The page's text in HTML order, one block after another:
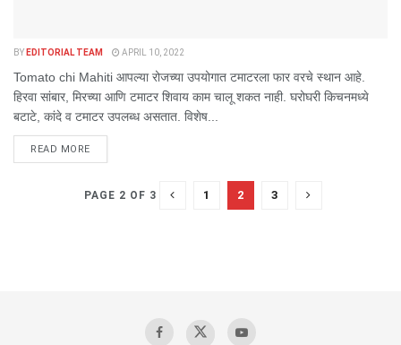
BY EDITORIAL TEAM APRIL 10, 2022
Tomato chi Mahiti आपल्या रोजच्या उपयोगात टमाटरला फार वरचे स्थान आहे.
हिरवा सांबार, मिरच्या आणि टमाटर शिवाय काम चालू शकत नाही. घरोघरी किचनमध्ये
बटाटे, कांदे व टमाटर उपलब्ध असतात. विशेष...
READ MOREDETAILS
PAGE 2 OF 3 1 2 3